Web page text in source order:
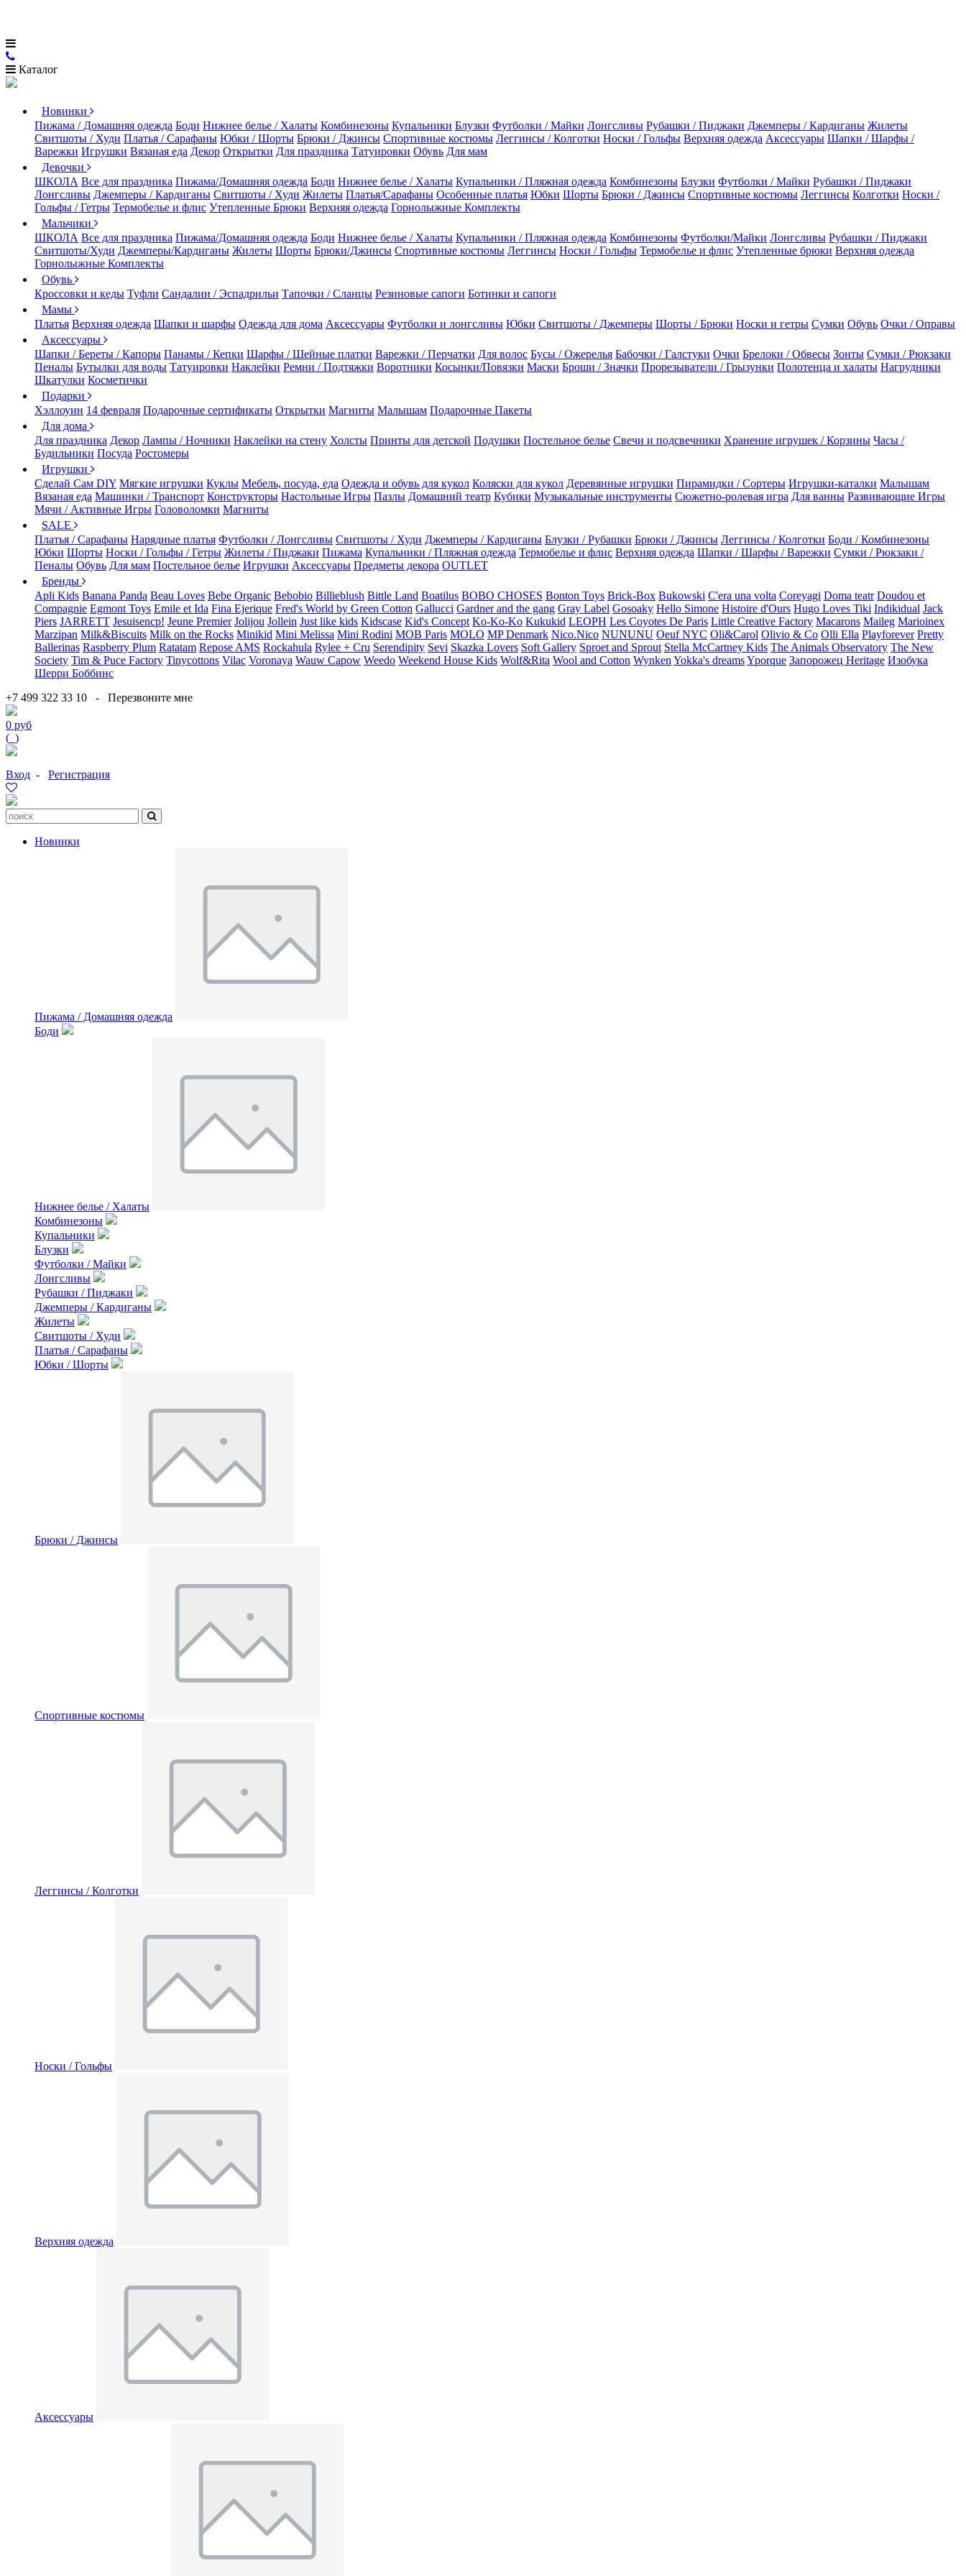
Каталог
Новинки
Пижама / Домашняя одежда Боди Нижнее белье / Халаты Комбинезоны Купальники Блузки Футболки / Майки Лонгсливы Рубашки / Пиджаки Джемперы / Кардиганы Жилеты
Свитшоты / Худи Платья / Сарафаны Юбки / Шорты Брюки / Джинсы Спортивные костюмы Леггинсы / Колготки Носки / Гольфы Верхняя одежда Аксессуары Шапки / Шарфы /
Варежки Игрушки Вязаная еда Декор Открытки Для праздника Татуировки Обувь Для мам
Девочки
ШКОЛА Все для праздника Пижама/Домашняя одежда Боди Нижнее белье / Халаты Купальники / Пляжная одежда Комбинезоны Блузки Футболки / Майки Рубашки / Пиджаки
Лонгсливы Джемперы / Кардиганы Свитшоты / Худи Жилеты Платья/Сарафаны Особенные платья Юбки Шорты Брюки / Джинсы Спортивные костюмы Леггинсы Колготки Носки /
Гольфы / Гетры Термобелье и флис Утепленные Брюки Верхняя одежда Горнолыжные Комплекты
Мальчики
ШКОЛА Все для праздника Пижама/Домашняя одежда Боди Нижнее белье / Халаты Купальники / Пляжная одежда Комбинезоны Футболки/Майки Лонгсливы Рубашки / Пиджаки
Свитшоты/Худи Джемперы/Кардиганы Жилеты Шорты Брюки/Джинсы Спортивные костюмы Леггинсы Носки / Гольфы Термобелье и флис Утепленные брюки Верхняя одежда
Горнолыжные Комплекты
Обувь
Кроссовки и кеды Туфли Сандалии / Эспадрильи Тапочки / Сланцы Резиновые сапоги Ботинки и сапоги
Мамы
Платья Верхняя одежда Шапки и шарфы Одежда для дома Аксессуары Футболки и лонгсливы Юбки Свитшоты / Джемперы Шорты / Брюки Носки и гетры Сумки Обувь Очки / Оправы
Аксессуары
Шапки / Береты / Капоры Панамы / Кепки Шарфы / Шейные платки Варежки / Перчатки Для волос Бусы / Ожерелья Бабочки / Галстуки Очки Брелоки / Обвесы Зонты Сумки / Рюкзаки
Пеналы Бутылки для воды Татуировки Наклейки Ремни / Подтяжки Воротники Косынки/Повязки Маски Броши / Значки Прорезыватели / Грызунки Полотенца и халаты Нагрудники
Шкатулки Косметички
Подарки
Хэллоуин 14 февраля Подарочные сертификаты Открытки Магниты Малышам Подарочные Пакеты
Для дома
Для праздника Декор Лампы / Ночники Наклейки на стену Холсты Принты для детской Подушки Постельное белье Свечи и подсвечники Хранение игрушек / Корзины Часы /
Будильники Посуда Ростомеры
Игрушки
Сделай Сам DIY Мягкие игрушки Куклы Мебель, посуда, еда Одежда и обувь для кукол Коляски для кукол Деревянные игрушки Пирамидки / Сортеры Игрушки-каталки Малышам
Вязаная еда Машинки / Транспорт Конструкторы Настольные Игры Пазлы Домашний театр Кубики Музыкальные инструменты Сюжетно-ролевая игра Для ванны Развивающие Игры
Мячи / Активные Игры Головоломки Магниты
SALE
Платья / Сарафаны Нарядные платья Футболки / Лонгсливы Свитшоты / Худи Джемперы / Кардиганы Блузки / Рубашки Брюки / Джинсы Леггинсы / Колготки Боди / Комбинезоны
Юбки Шорты Носки / Гольфы / Гетры Жилеты / Пиджаки Пижама Купальники / Пляжная одежда Термобелье и флис Верхняя одежда Шапки / Шарфы / Варежки Сумки / Рюкзаки /
Пеналы Обувь Для мам Постельное белье Игрушки Аксессуары Предметы декора OUTLET
Бренды
Apli Kids Banana Panda Beau Loves Bebe Organic Bebobio Billieblush Bittle Land Boatilus BOBO CHOSES Bonton Toys Brick-Box Bukowski C'era una volta Coreyagi Doma teatr Doudou et
Compagnie Egmont Toys Emile et Ida Fina Ejerique Fred's World by Green Cotton Gallucci Gardner and the gang Gray Label Gosoaky Hello Simone Histoire d'Ours Hugo Loves Tiki Indikidual Jack
Piers JARRETT Jesuisencp! Jeune Premier Jolijou Jollein Just like kids Kidscase Kid's Concept Ko-Ko-Ko Kukukid LEOPH Les Coyotes De Paris Little Creative Factory Macarons Maileg Marioinex
Marzipan Milk&Biscuits Milk on the Rocks Minikid Mini Melissa Mini Rodini MOB Paris MOLO MP Denmark Nico.Nico NUNUNU Oeuf NYC Oli&Carol Olivio & Co Olli Ella Playforever Pretty
Ballerinas Raspberry Plum Ratatam Repose AMS Rockahula Rylee + Cru Serendipity Sevi Skazka Lovers Soft Gallery Sproet and Sprout Stella McCartney Kids The Animals Observatory The New
Society Tim & Puce Factory Tinycottons Vilac Voronaya Wauw Capow Weedo Weekend House Kids Wolf&Rita Wool and Cotton Wynken Yokka's dreamsYporque Запорожец Heritage Изобука
Шерри Боббинс
+7 499 322 33 10 - Перезвоните мне
0 руб
( )
Вход - Регистрация
Новинки
Пижама / Домашняя одежда
Боди
Нижнее белье / Халаты
Комбинезоны
Купальники
Блузки
Футболки / Майки
Лонгсливы
Рубашки / Пиджаки
Джемперы / Кардиганы
Жилеты
Свитшоты / Худи
Платья / Сарафаны
Юбки / Шорты
Брюки / Джинсы
Спортивные костюмы
Леггинсы / Колготки
Носки / Гольфы
Верхняя одежда
Аксессуары